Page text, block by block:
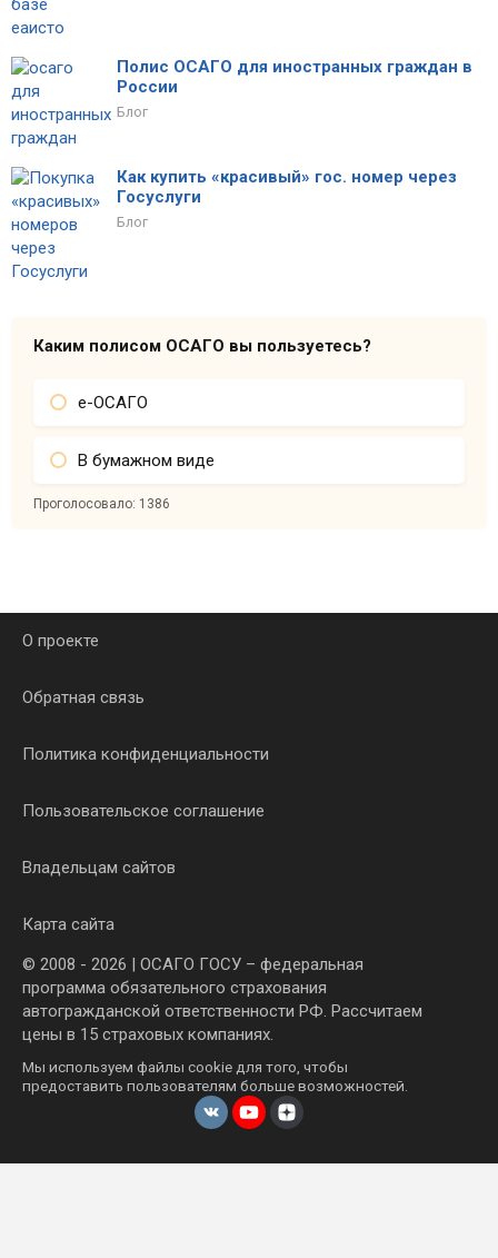
Полис ОСАГО для иностранных граждан в
России
Блог
Как купить «красивый» гос. номер через
Госуслуги
Блог
Каким полисом ОСАГО вы пользуетесь?
е-ОСАГО
В бумажном виде
Проголосовало: 1386
О проекте
Обратная связь
Политика конфиденциальности
Пользовательское соглашение
Владельцам сайтов
Карта сайта
© 2008 - 2026 | ОСАГО ГОСУ – федеральная
программа обязательного страхования
автогражданской ответственности РФ. Рассчитаем
цены в 15 страховых компаниях.
Мы используем файлы cookie для того, чтобы
предоставить пользователям больше возможностей.